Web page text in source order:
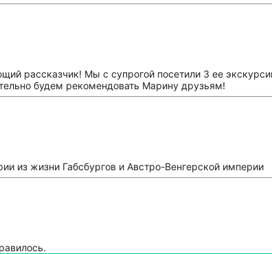
рассказчик! Мы с супрогой посетили 3 ее
будем рекомендовать Марину друзьям!
из жизни Габсбургов и Австро-Венгерской империи